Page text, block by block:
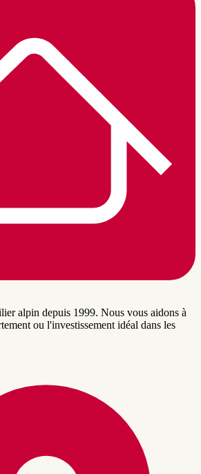
alpin depuis 1999. Nous vous aidons à
ou l'investissement idéal dans les